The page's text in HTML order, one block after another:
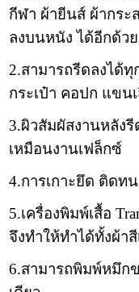
กีฬา ผ้ายีนส์ ผ้ากระ
ลงบนหนัง ได้อีกด้วย
2.สามารถรีดลงได้ทุ
กระเป๋า คอปก แขน
3.ผิวสัมผัสงานหลัง
เหมือนงานเฟล็กซ์
4.การเกาะยึด ติดท
5.เครื่องพิมพ์เสื้อ
จึงทำให้ทำได้ทั้งผ้า
6.สามารถพิมพ์หมึก